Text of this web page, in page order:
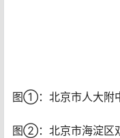
图①：北京市人大附
图②：北京市海淀区